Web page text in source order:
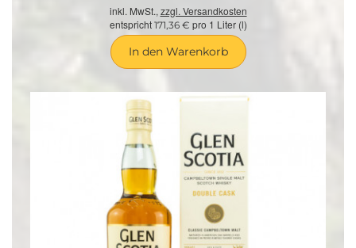
inkl. MwSt., zzgl. Versandkosten
entspricht 171,36 € pro 1 Liter (l)
In den Warenkorb